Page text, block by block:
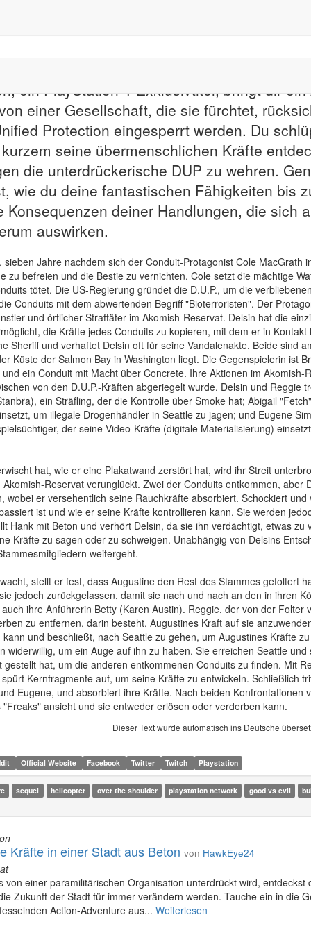
Son
ein PlayStation 4-Exklusivtitel, bringt dir
einer Gesellschaft, die sie fürchtet,
Protection eingesperrt werden. Du
seine übermenschlichen Kräfte
die unterdrückerische DUP zu wehren.
wie du deine fantastischen Fähigkeiten bis
Konsequenzen deiner Handlungen, die sich
auswirken.
Jahre nachdem sich der Conduit-Protagonist Cole MacGrath
zu befreien und die Bestie zu vernichten. Cole setzt die mächtige
tötet. Die US-Regierung gründet die D.U.P., um die
Conduits mit dem abwertenden Begriff "Bioterroristen". Der
und örtlicher Straftäter im Akomish-Reservat. Delsin hat die
die Kräfte jedes Conduits zu kopieren, mit dem er in
Sheriff und verhaftet Delsin oft für seine Vandalenakte. Beide sind
Küste der Salmon Bay in Washington liegt. Die Gegenspielerin ist
ein Conduit mit Macht über Concrete. Ihre Aktionen im Akomish-
von den D.U.P.-Kräften abgeriegelt wurde. Delsin und Reggie
ein Sträfling, der die Kontrolle über Smoke hat; Abigail
um illegale Drogenhändler in Seattle zu jagen; und Eugene
der seine Video-Kräfte (digitale Materialisierung)
hat, wie er eine Plakatwand zerstört hat, wird ihr Streit
Reservat verunglückt. Zwei der Conduits entkommen, aber
wobei er versehentlich seine Rauchkräfte absorbiert. Schockiert
ist und wie er seine Kräfte kontrollieren kann. Sie werden
Hank mit Beton und verhört Delsin, da sie ihn verdächtigt, etwas zu
Kräfte zu sagen oder zu schweigen. Unabhängig von Delsins
weitergeht.
stellt er fest, dass Augustine den Rest des Stammes gefoltert
jedoch zurückgelassen, damit sie nach und nach an den in ihren
ihre Anführerin Betty (Karen Austin). Reggie, der von der Folter
zu entfernen, darin besteht, Augustines Kraft auf sie
und beschließt, nach Seattle zu gehen, um Augustines Kräfte
widerwillig, um ein Auge auf ihn zu haben. Sie erreichen Seattle und
hat, um die anderen entkommenen Conduits zu finden. Mit
Kernfragmente auf, um seine Kräfte zu entwickeln. Schließlich
Eugene, und absorbiert ihre Kräfte. Nach beiden Konfrontationen
ansieht und sie entweder erlösen oder verderben kann.
Dieser Text wurde automatisch ins Deutsche
Official Website Facebook Twitter Twitch Playstation
sequel helicopter over the shoulder playstation network good vs evil
Kräfte in einer Stadt aus Beton von HawkEye24
von einer paramilitärischen Organisation unterdrückt wird, entdeckst
Zukunft der Stadt für immer verändern werden. Tauche ein in die
Action-Adventure aus... Weiterlesen